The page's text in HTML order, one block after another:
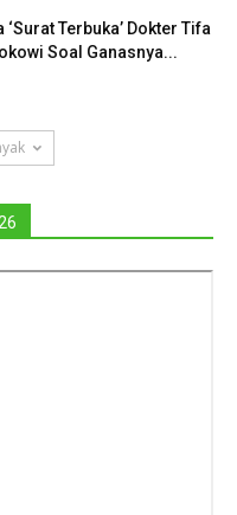
‘Surat Terbuka’ Dokter Tifa
Soal Ganasnya...